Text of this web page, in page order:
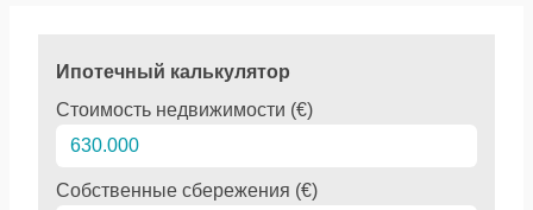
Ипотечный калькулятор
Стоимость недвижимости (€)
Собственные сбережения (€)